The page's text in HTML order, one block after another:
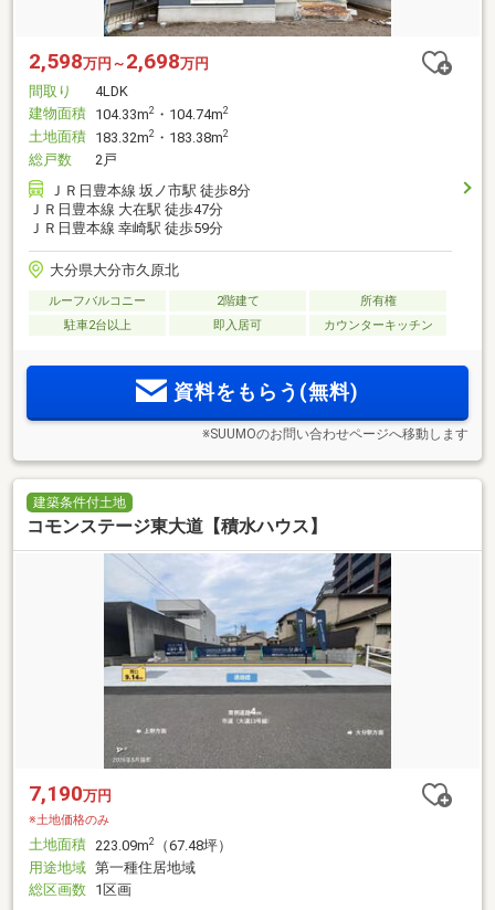
2,598万円～ 2,698万円
間取り
4LDK
建物面積 104.33m2 ・104.74m2
土地面積 183.32m2 ・183.38m2
総戸数
2戸
ＪＲ日豊本線 坂ノ市駅 徒歩8分
ＪＲ日豊本線 大在駅 徒歩47分
ＪＲ日豊本線 幸崎駅 徒歩59分
大分県大分市久原北
ルーフバルコニー 2階建て
所有権
駐車2台以上
即入居可 カウンターキッチン
資料をもらう(無料)
※SUUMOのお問い合わせページへ移動します
建築条件付土地
コモンステージ東大道【積水ハウス】
7,190万円
※土地価格のみ
土地面積 223.09m2
（67.48坪）
用途地域 第一種住居地域
総区画数 1区画